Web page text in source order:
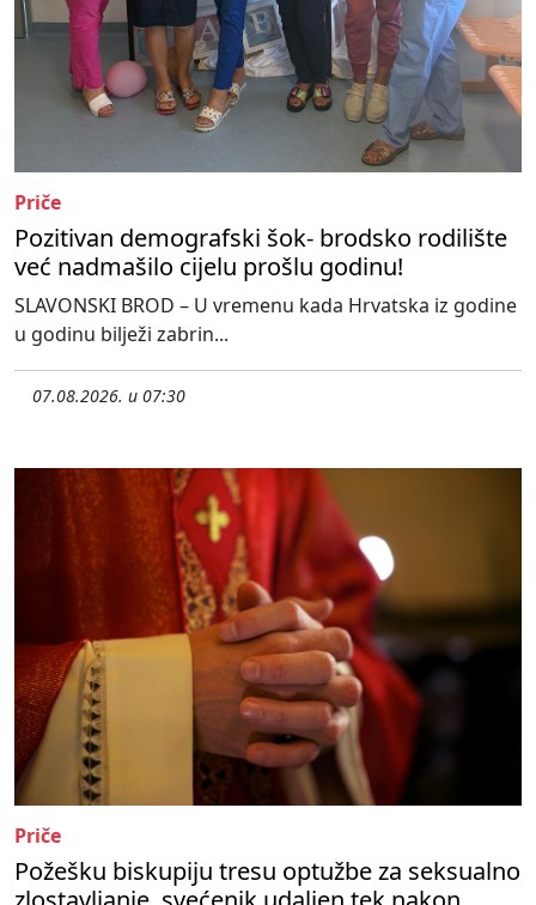
Priče
Pozitivan demografski šok- brodsko rodilište
već nadmašilo cijelu prošlu godinu!
SLAVONSKI BROD – U vremenu kada Hrvatska iz godine
u godinu bilježi zabrin...
07.08.2026. u 07:30
Priče
Požešku biskupiju tresu optužbe za seksualno